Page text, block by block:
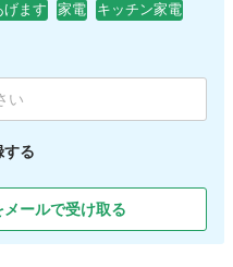
げます 家電
キッチン家電
する
ールで受け取る